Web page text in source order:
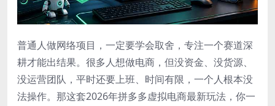
普通人做网络项目，一定要学会取舍，专注一个赛道深
耕才能出结果。很多人想做电商，但没资金、没货源、
没运营团队，平时还要上班、时间有限，一个人根本没
法操作。那这套2026年拼多多虚拟电商最新玩法，你一